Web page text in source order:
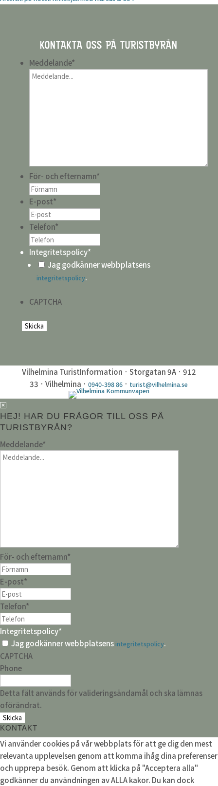
KONTAKTA OSS PÅ TURISTBYRÅN
Meddelande*
För- och efternamn*
E-post*
Telefon*
Integritetspolicy*
Jag godkänner webbplatsens
integritetspolicy.
CAPTCHA
Vilhelmina TuristInformation · Storgatan 9A · 912
33 · Vilhelmina ·0940-398 86 · turist@vilhelmina.se
HEJ! HAR DU FRÅGOR TILL OSS PÅ
TURISTBYRÅN?
Meddelande*
För- och efternamn*
E-post*
Telefon*
Integritetspolicy*
Jag godkänner webbplatsensintegritetspolicy.
CAPTCHA
Phone
Detta fält används för valideringsändamål och ska lämnas
oförändrat.
KONTAKT
Vi använder cookies på vår webbplats för att ge dig den mest
relevanta upplevelsen genom att komma ihåg dina preferenser
och upprepa besök. Genom att klicka på "Acceptera alla"
godkänner du användningen av ALLA kakor. Du kan dock